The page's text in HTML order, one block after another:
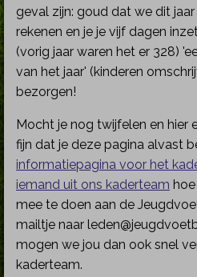
geval zijn: goud dat we dit
rekenen en je je vijf dagen
(vorig jaar waren het er 328)
van het jaar' (kinderen
bezorgen!
Mocht je nog twijfelen en hier
fijn dat je deze pagina alvast
informatiepagina voor het
iemand uit ons kaderteam
mee te doen aan de
mailtje naar
mogen we jou dan ook snel
kaderteam.